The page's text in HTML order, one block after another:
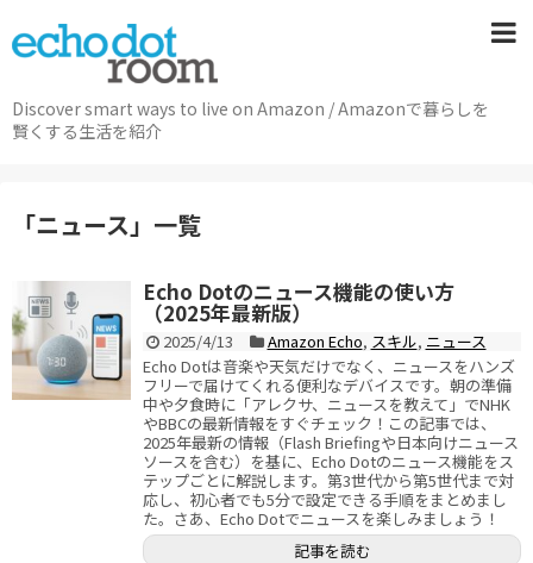
Discover smart ways to live on Amazon / Amazonで暮らしを
賢くする生活を紹介
「ニュース」 一覧
Echo Dotのニュース機能の使い方
（2025年最新版）
2025/4/13 Amazon Echo, スキル, ニュース
Echo Dotは音楽や天気だけでなく、ニュースをハンズ
フリーで届けてくれる便利なデバイスです。朝の準備
中や夕食時に「アレクサ、ニュースを教えて」でNHK
やBBCの最新情報をすぐチェック！この記事では、
2025年最新の情報（Flash Briefingや日本向けニュース
ソースを含む）を基に、Echo Dotのニュース機能をス
テップごとに解説します。第3世代から第5世代まで対
応し、初心者でも5分で設定できる手順をまとめまし
た。さあ、Echo Dotでニュースを楽しみましょう！
記事を読む